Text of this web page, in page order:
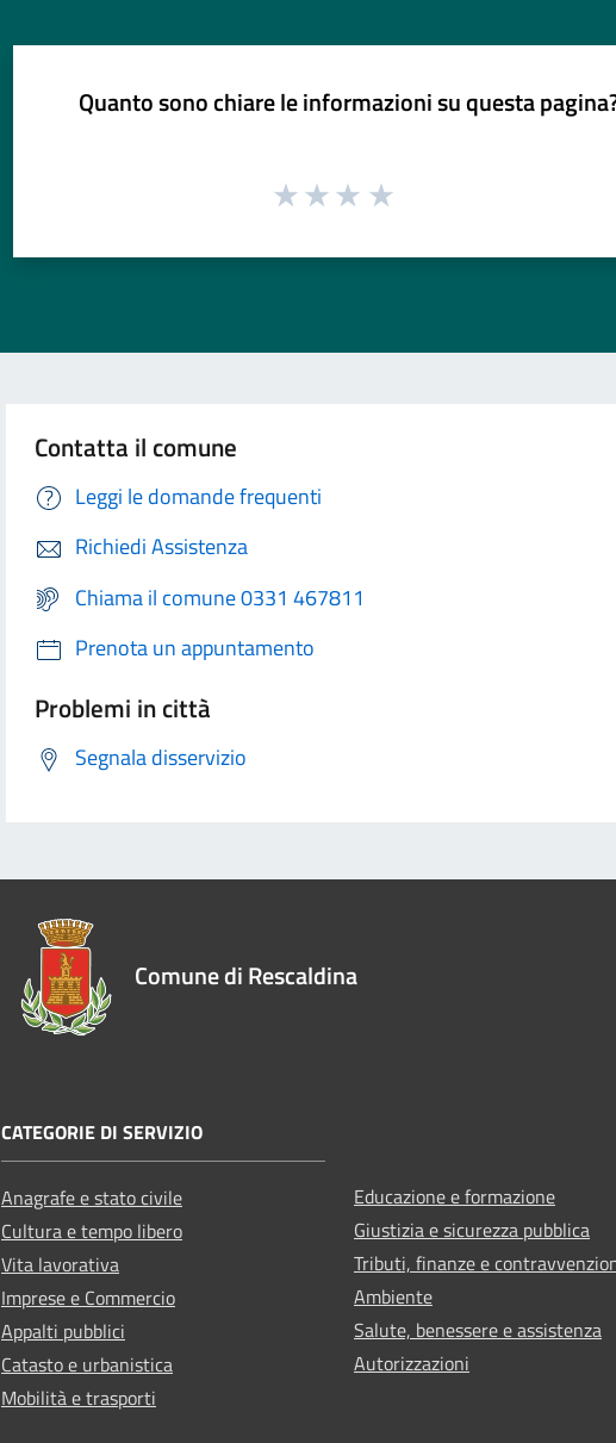
Quanto sono chiare le informazioni su questa
Contatta il comune
Leggi le domande frequenti
Richiedi Assistenza
Chiama il comune 0331 467811
Prenota un appuntamento
Problemi in città
Segnala disservizio
Comune di Rescaldina
CATEGORIE DI SERVIZIO
Anagrafe e stato civile
Cultura e tempo libero
Vita lavorativa
Imprese e Commercio
Appalti pubblici
Catasto e urbanistica
Mobilità e trasporti
Educazione e formazione
Giustizia e sicurezza pubblica
Tributi, finanze e
Ambiente
Salute, benessere e assistenza
Autorizzazioni